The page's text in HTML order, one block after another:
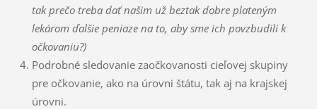
tak prečo treba dať našim už beztak dobre plateným
lekárom ďalšie peniaze na to, aby sme ich povzbudili k
očkovaniu?)
Podrobné sledovanie zaočkovanosti cieľovej skupiny
pre očkovanie, ako na úrovni štátu, tak aj na krajskej
úrovni.